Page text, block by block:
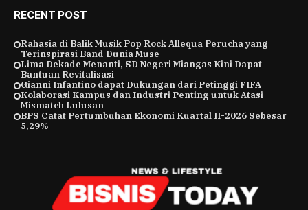
RECENT POST
Rahasia di Balik Musik Pop Rock Allequa Perucha yang
Terinspirasi Band Dunia Muse
Lima Dekade Menanti, SD Negeri Miangas Kini Dapat
Bantuan Revitalisasi
Gianni Infantino dapat Dukungan dari Petinggi FIFA
Kolaborasi Kampus dan Industri Penting untuk Atasi
Mismatch Lulusan
BPS Catat Pertumbuhan Ekonomi Kuartal II-2026 Sebesar
5,29%